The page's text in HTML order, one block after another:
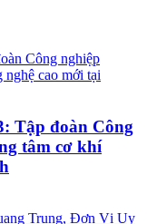
Tập đoàn Công
tâm cơ khí